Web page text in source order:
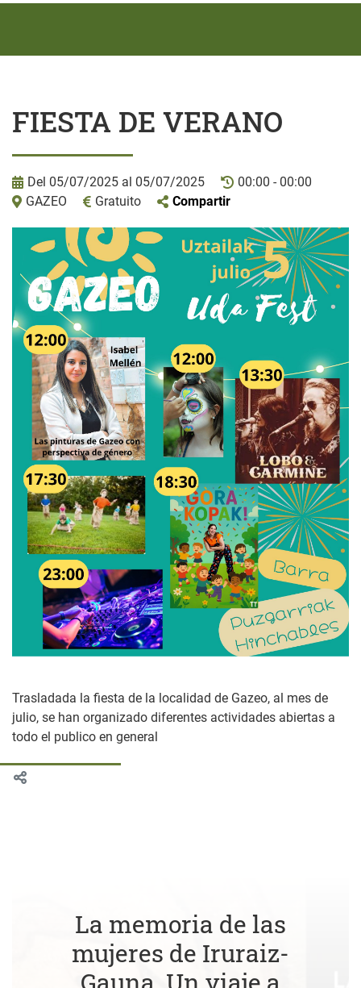
FIESTA DE VERANO
Del 05/07/2025 al 05/07/2025
00:00 - 00:00
GAZEO
Gratuito Compartir
Trasladada la fiesta de la localidad de Gazeo, al mes de
julio, se han organizado diferentes actividades abiertas a
todo el publico en general
La memoria de las
mujeres de Iruraiz-